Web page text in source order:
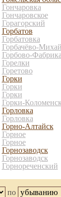
Гончаровка
Гончаровское
Горагорский
Горбатов
Горбатовка
Горбачёво-
Горбово-Фабрика
Горелки
Горетово
Горки
Горки
Горки
Горки-
Горловка
Горловка
Горно-Алтайск
Горное
Горное
Горнозаводск
Горнозаводск
Горнореченский
по